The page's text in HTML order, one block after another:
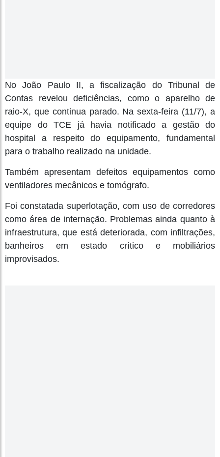
No João Paulo II, a fiscalização do Tribunal de
Contas revelou deficiências, como o aparelho de
raio-X, que continua parado. Na sexta-feira (11/7), a
equipe do TCE já havia notificado a gestão do
hospital a respeito do equipamento, fundamental
para o trabalho realizado na unidade.
Também apresentam defeitos equipamentos como
ventiladores mecânicos e tomógrafo.
Foi constatada superlotação, com uso de corredores
como área de internação. Problemas ainda quanto à
infraestrutura, que está deteriorada, com infiltrações,
banheiros em estado crítico e mobiliários
improvisados.